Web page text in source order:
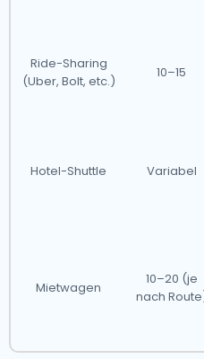
Ride-Sharing
(Uber, Bolt, etc.)
10–15
Hotel-Shuttle Variabel
Mietwagen
10–20 (je
nach